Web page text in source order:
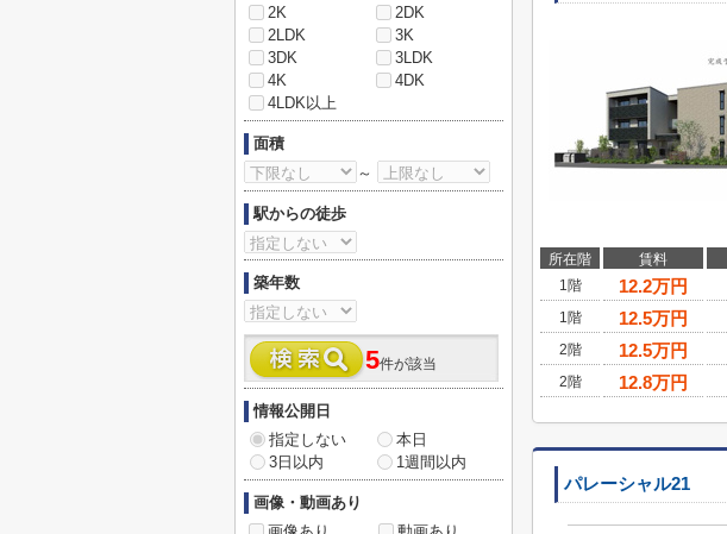
所在階 賃料
1階
12.2万円
1階
12.5万円
2階
12.5万円
2階
12.8万円
パレーシャル21
2K
2DK
2LDK
3K
3DK
3LDK
4K
4DK
4LDK以上
面積
～
駅からの徒歩
築年数
5件が該当
情報公開日
指定しない
本日
3日以内
1週間以内
画像・動画あり